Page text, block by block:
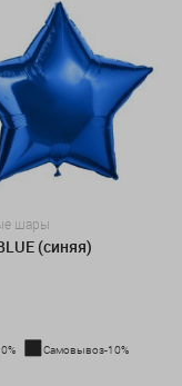
шары
(синяя)
Самовывоз-10%